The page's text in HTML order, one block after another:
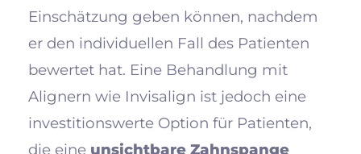
Einschätzung geben können, nachdem
er den individuellen Fall des Patienten
bewertet hat. Eine Behandlung mit
Alignern wie Invisalign ist jedoch eine
investitionswerte Option für Patienten,
die eine unsichtbare Zahnspange